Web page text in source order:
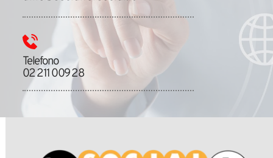
Telefono
02 211 009 28